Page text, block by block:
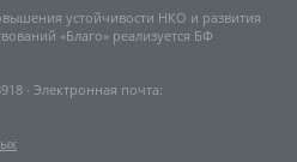
устойчивости НКО и развития
«Благо» реализуется БФ
∙ Электронная почта: